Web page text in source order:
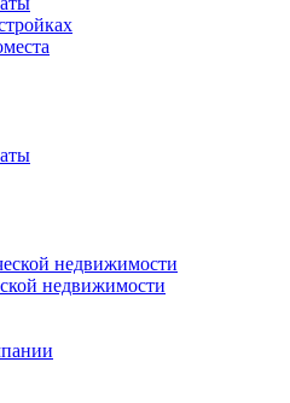
недвижимости
недвижимости